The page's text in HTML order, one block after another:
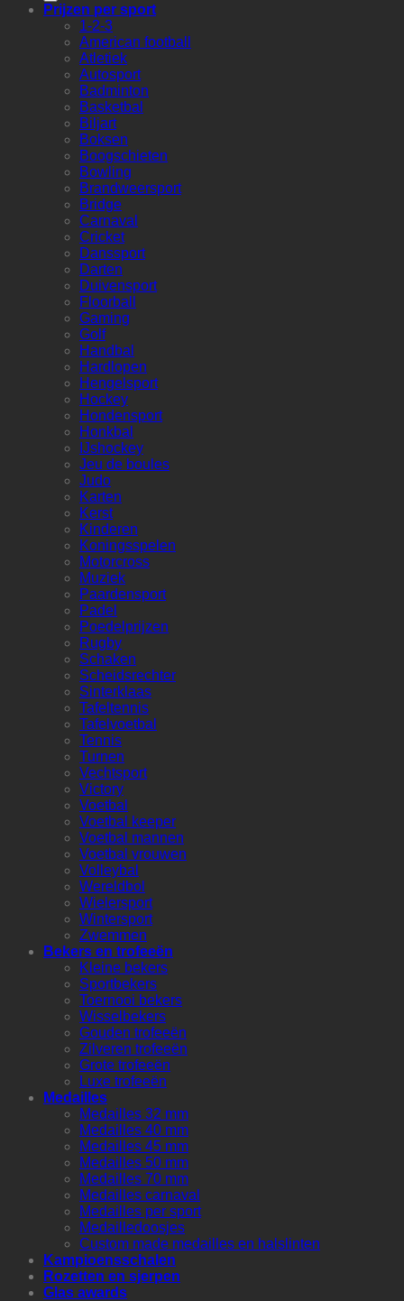
Prijzen per sport
1-2-3
American football
Atletiek
Autosport
Badminton
Basketbal
Biljart
Boksen
Boogschieten
Bowling
Brandweersport
Bridge
Carnaval
Cricket
Danssport
Darten
Duivensport
Floorball
Gaming
Golf
Handbal
Hardlopen
Hengelsport
Hockey
Hondensport
Honkbal
IJshockey
Jeu de boules
Judo
Karten
Kerst
Kinderen
Koningsspelen
Motorcross
Muziek
Paardensport
Padel
Poedelprijzen
Rugby
Schaken
Scheidsrechter
Sinterklaas
Tafeltennis
Tafelvoetbal
Tennis
Turnen
Vechtsport
Victory
Voetbal
Voetbal keeper
Voetbal mannen
Voetbal vrouwen
Volleybal
Wereldbol
Wielersport
Wintersport
Zwemmen
Bekers en trofeeën
Kleine bekers
Sportbekers
Toernooi bekers
Wisselbekers
Gouden trofeeën
Zilveren trofeeën
Grote trofeeën
Luxe trofeeën
Medailles
Medailles 32 mm
Medailles 40 mm
Medailles 45 mm
Medailles 50 mm
Medailles 70 mm
Medailles carnaval
Medailles per sport
Medailledoosjes
Custom made medailles en halslinten
Kampioensschalen
Rozetten en sjerpen
Glas awards